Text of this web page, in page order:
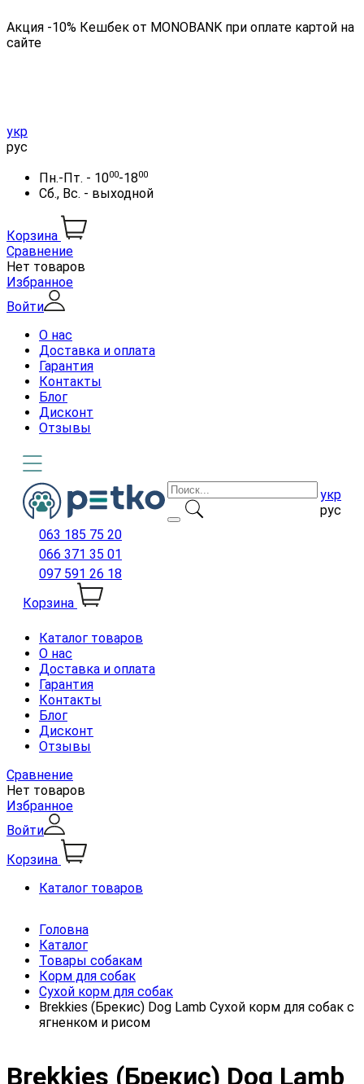
Акция -10% Кешбек от MONOBANK при оплате картой на
сайте
укр
рус
Пн.-Пт. - 1000-1800
Сб., Вс. - выходной
Корзина
Сравнение
Нет товаров
Избранное
Войти
О нас
Доставка и оплата
Гарантия
Контакты
Блог
Дисконт
Отзывы
укр
рус
063 185 75 20
066 371 35 01
097 591 26 18
Корзина
Каталог товаров
О нас
Доставка и оплата
Гарантия
Контакты
Блог
Дисконт
Отзывы
Сравнение
Нет товаров
Избранное
Войти
Корзина
Каталог товаров
Головна
Каталог
Товары собакам
Корм для собак
Сухой корм для собак
Brekkies (Брекис) Dog Lamb Сухой корм для собак с
ягненком и рисом
Brekkies (Брекис) Dog Lamb